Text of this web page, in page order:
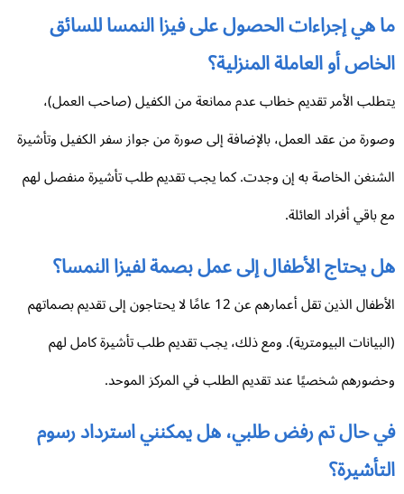
هي إجراءات الحصول على فيزا النمسا للسائق
أو العاملة المنزلية؟
الأمر تقديم خطاب عدم ممانعة من الكفيل (صاحب العمل)،
من عقد العمل، بالإضافة إلى صورة من جواز سفر الكفيل وتأشيرة
الخاصة به إن وجدت. كما يجب تقديم طلب تأشيرة منفصل لهم
باقي أفراد العائلة.
يحتاج الأطفال إلى عمل بصمة لفيزا النمسا؟
الأطفال الذين تقل أعمارهم عن 12 عامًا لا يحتاجون إلى تقديم بصماتهم
البيومترية). ومع ذلك، يجب تقديم طلب تأشيرة كامل لهم
شخصيًا عند تقديم الطلب في المركز الموحد.
حال تم رفض طلبي، هل يمكنني استرداد رسوم